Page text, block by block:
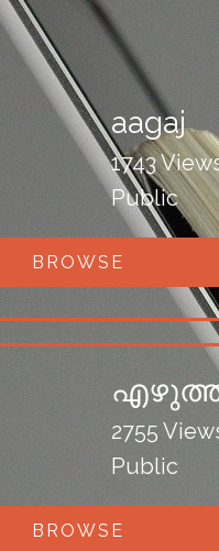
aagaj
1743
Public
BROWSE
2755
Public
BROWSE